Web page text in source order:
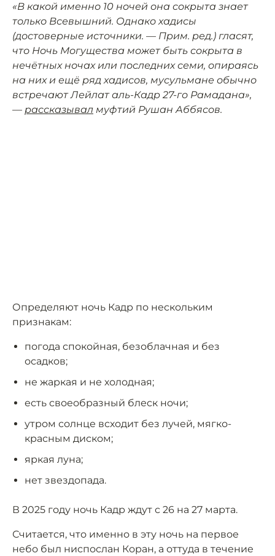
«В какой именно 10 ночей она сокрыта знает
только Всевышний. Однако хадисы
(достоверные источники. — Прим. ред.) гласят,
что Ночь Могущества может быть сокрыта в
нечётных ночах или последних семи, опираясь
на них и ещё ряд хадисов, мусульмане обычно
встречают Лейлат аль-Кадр 27-го Рамадана»,
— рассказывал муфтий Рушан Аббясов.
Определяют ночь Кадр по нескольким
признакам:
погода спокойная, безоблачная и без
осадков;
не жаркая и не холодная;
есть своеобразный блеск ночи;
утром солнце всходит без лучей, мягко-
красным диском;
яркая луна;
нет звездопада.
В 2025 году ночь Кадр ждут с 26 на 27 марта.
Считается, что именно в эту ночь на первое
небо был ниспослан Коран, а оттуда в течение